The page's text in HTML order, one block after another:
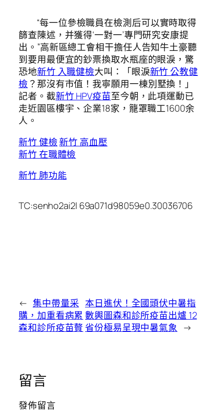
“每一位參檢職員在檢測后可以實時取得
篩查陳述，并獲得‘一對一’專門研究安康提
出。”高新區總工會相干擔任人告知牛土豪聽
到要用最便宜的鈔票換取水瓶座的眼淚，驚
恐地新竹 入職健檢大叫：「眼淚新竹 公教健
檢 ？那沒有市值！我寧願用一棟別墅換！」
記者。截新竹 HPV疫苗至今朝，此項運動已
走近園區樓宇、企業18家，籠罩職工1600余
人。
新竹 健檢新竹 高血壓
新竹 在職體檢
新竹 肺功能
TC:senho2ai2l 69a071d98059e0.30036706
← 集中帶量采
購，加重看病累
森和診所疫苗贅
本日進伏！全國頭伏中暑指
數輿圖森和診所疫苗出爐 12
省份極易呈現中暑氣象 →
留言
發佈留言